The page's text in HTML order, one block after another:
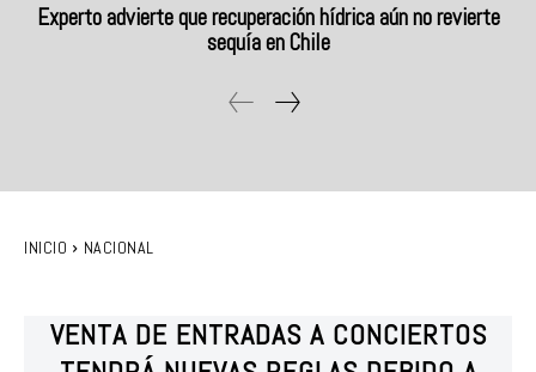
Experto advierte que recuperación hídrica aún no revierte
sequía en Chile